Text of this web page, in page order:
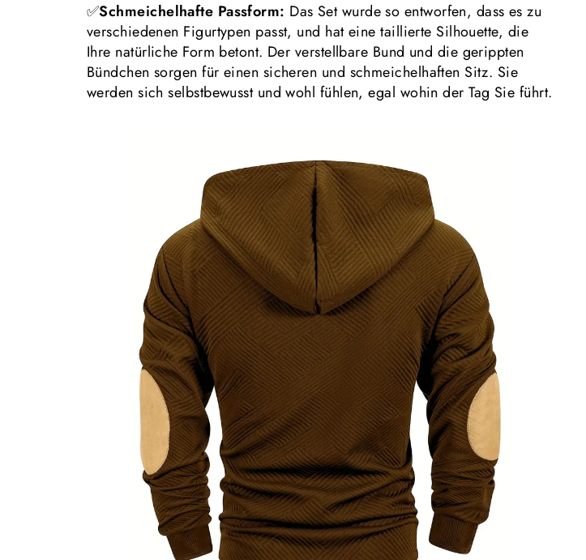
✅Schmeichelhafte Passform: Das Set wurde so entworfen, dass es zu
verschiedenen Figurtypen passt, und hat eine taillierte Silhouette, die
Ihre natürliche Form betont. Der verstellbare Bund und die gerippten
Bündchen sorgen für einen sicheren und schmeichelhaften Sitz. Sie
werden sich selbstbewusst und wohl fühlen, egal wohin der Tag Sie führt.